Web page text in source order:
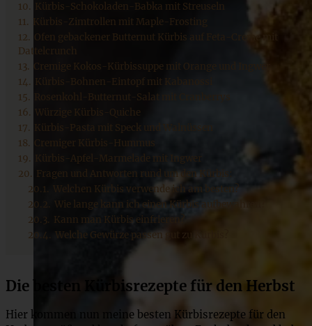
10. Kürbis-Schokoladen-Babka mit Streuseln
11. Kürbis-Zimtrollen mit Maple-Frosting
12. Ofen gebackener Butternut Kürbis auf Feta-Creme mit
Dattelcrunch
13. Cremige Kokos-Kürbissuppe mit Orange und Ingwer
14. Kürbis-Bohnen-Eintopf mit Kabanossi
15. Rosenkohl-Butternut-Salat mit Cranberrys
16. Würzige Kürbis-Quiche
17. Kürbis-Pasta mit Speck und Walnüssen
18. Cremiger Kürbis-Hummus
19. Kürbis-Apfel-Marmelade mit Ingwer
20. Fragen und Antworten rund um den Kürbis:
20.1. Welchen Kürbis verwende ich am besten?
20.2. Wie lange kann ich einen Kürbis aufbewahren?
20.3. Kann man Kürbis einfrieren?
20.4. Welche Gewürze passen gut zu Kürbis?
Die besten Kürbisrezepte für den Herbst
Hier kommen nun meine besten Kürbisrezepte für den